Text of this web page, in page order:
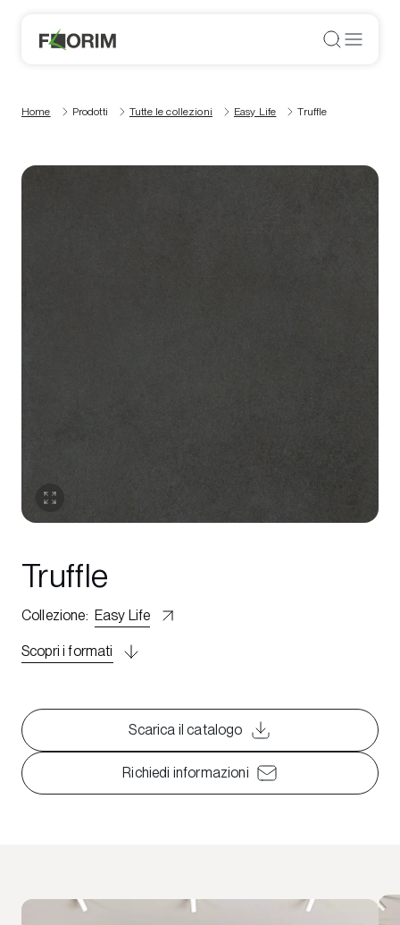
Home Prodotti Tutte le collezioni Easy Life Truffle
Truffle
Collezione: Easy Life
Scopri i formati
Scarica il catalogo
Richiedi informazioni